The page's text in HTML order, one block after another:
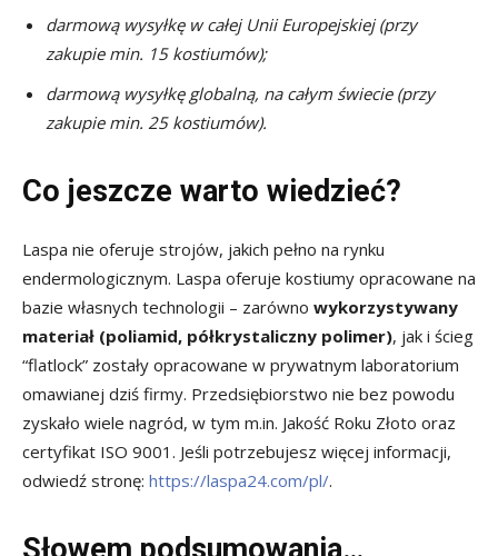
darmową wysyłkę w całej Unii Europejskiej (przy
zakupie min. 15 kostiumów);
darmową wysyłkę globalną, na całym świecie (przy
zakupie min. 25 kostiumów).
Co jeszcze warto wiedzieć?
Laspa nie oferuje strojów, jakich pełno na rynku
endermologicznym. Laspa oferuje kostiumy opracowane na
bazie własnych technologii – zarówno wykorzystywany
materiał (poliamid, półkrystaliczny polimer), jak i ścieg
“flatlock” zostały opracowane w prywatnym laboratorium
omawianej dziś firmy. Przedsiębiorstwo nie bez powodu
zyskało wiele nagród, w tym m.in. Jakość Roku Złoto oraz
certyfikat ISO 9001. Jeśli potrzebujesz więcej informacji,
odwiedź stronę: https://laspa24.com/pl/.
Słowem podsumowania…